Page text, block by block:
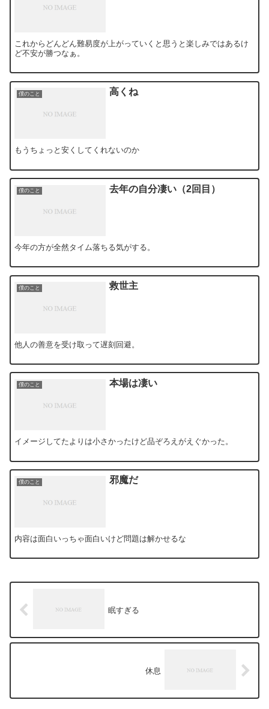
これからどんどん難易度が上がっていくと思うと楽しみではあるけ
ど不安が勝つなぁ。
僕のこと 高くね
もうちょっと安くしてくれないのか
僕のこと 去年の自分凄い（2回目）
今年の方が全然タイム落ちる気がする。
僕のこと 救世主
他人の善意を受け取って遅刻回避。
僕のこと 本場は凄い
イメージしてたよりは小さかったけど品ぞろえがえぐかった。
僕のこと 邪魔だ
内容は面白いっちゃ面白いけど問題は解かせるな
眠すぎる
休息